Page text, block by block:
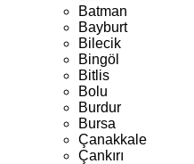
Batman
Bayburt
Bilecik
Bingöl
Bitlis
Bolu
Burdur
Bursa
Çanakkale
Çankırı